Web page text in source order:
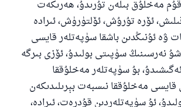
مەخلۇق بىلەن تۇرىدۇ، ھەرىكەت
ئۆرە تۇرۇش، ئۆلتۈرۈش، ئىرادە
ۋە ئۇنىڭدىن باشقا سۈپەتلەر قايسى
نەرسىنىڭ سۈپىتى بولىدۇ، ئۆزى بىرگە
بۇ سۈپەتلەر مەخلۇققا
قايسى مەخلۇققا نىسبەت بېرىلىدىكەن
ئۇ سۈپەتلەردىن قۇدرەت، ئىرادە،